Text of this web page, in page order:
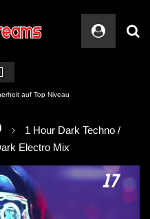
abgeschlossen
1 Hour Dark Techno /
Electro Mix